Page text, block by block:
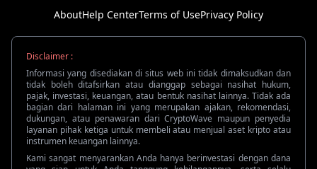
AboutHelp CenterTerms of UsePrivacy Policy
Disclaimer :
Informasi yang disediakan di situs web ini tidak dimaksudkan dan
tidak boleh ditafsirkan atau dianggap sebagai nasihat hukum,
pajak, investasi, keuangan, atau bentuk nasihat lainnya. Tidak ada
bagian dari halaman ini yang merupakan ajakan, rekomendasi,
dukungan, atau penawaran dari CryptoWave maupun penyedia
layanan pihak ketiga untuk membeli atau menjual aset kripto atau
instrumen keuangan lainnya.
Kami sangat menyarankan Anda hanya berinvestasi dengan dana